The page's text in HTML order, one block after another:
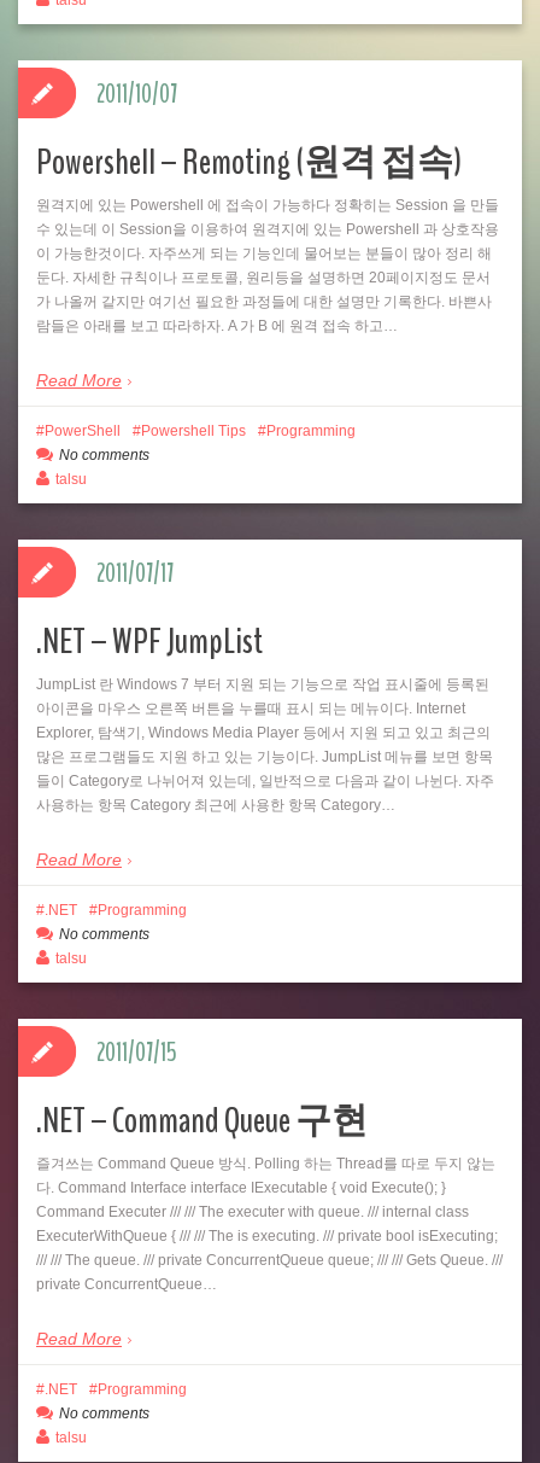
Powershell – Remoting (원격 접속)
원격지에 있는 Powershell 에 접속이 가능하다 정확히는 Session 을 만들
수 있는데 이 Session을 이용하여 원격지에 있는 Powershell 과 상호작용
이 가능한것이다. 자주쓰게 되는 기능인데 물어보는 분들이 많아 정리 해
둔다. 자세한 규칙이나 프로토콜, 원리등을 설명하면 20페이지정도 문서
가 나올꺼 같지만 여기선 필요한 과정들에 대한 설명만 기록한다. 바쁜사
람들은 아래를 보고 따라하자. A 가 B 에 원격 접속 하고…
Read More
2011/10/07
PowerShell Powershell Tips
Programming
No comments
talsu
.NET – WPF JumpList
JumpList 란 Windows 7 부터 지원 되는 기능으로 작업 표시줄에 등록된
아이콘을 마우스 오른쪽 버튼을 누를때 표시 되는 메뉴이다. Internet
Explorer, 탐색기, Windows Media Player 등에서 지원 되고 있고 최근의
많은 프로그램들도 지원 하고 있는 기능이다. JumpList 메뉴를 보면 항목
들이 Category로 나뉘어져 있는데, 일반적으로 다음과 같이 나뉜다. 자주
사용하는 항목 Category 최근에 사용한 항목 Category…
Read More
2011/07/17
.NET
Programming
No comments
talsu
.NET – Command Queue 구현
즐겨쓰는 Command Queue 방식. Polling 하는 Thread를 따로 두지 않는
다. Command Interface interface IExecutable { void Execute(); }
Command Executer /// /// The executer with queue. /// internal class
ExecuterWithQueue { /// /// The is executing. /// private bool isExecuting;
/// /// The queue. /// private ConcurrentQueue queue; /// /// Gets Queue. ///
private ConcurrentQueue…
Read More
2011/07/15
.NET
Programming
No comments
talsu